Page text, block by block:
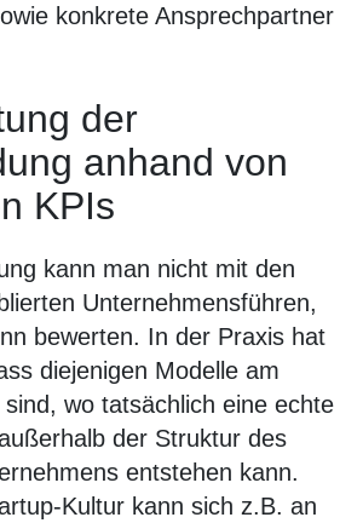
konkrete Ansprechpartner
der
anhand von
KPIs
kann man nicht mit den
Unternehmensführen,
bewerten. In der Praxis hat
diejenigen Modelle am
wo tatsächlich eine echte
der Struktur des
entstehen kann.
Kultur kann sich z.B. an